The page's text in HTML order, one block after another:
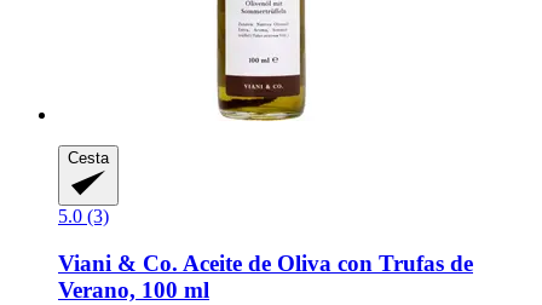
Cesta
5.0 (3)
Viani & Co. Aceite de Oliva con Trufas de
Verano, 100 ml